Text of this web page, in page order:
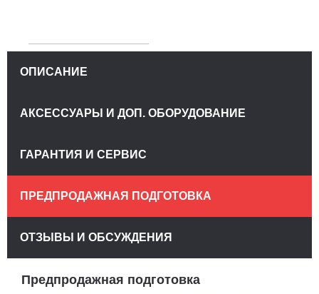
Предпродажная подготовка
ОПИСАНИЕ
АКСЕССУАРЫ И ДОП. ОБОРУДОВАНИЕ
ГАРАНТИЯ И СЕРВИС
ПРЕДПРОДАЖНАЯ ПОДГОТОВКА
ОТЗЫВЫ И ОБСУЖДЕНИЯ